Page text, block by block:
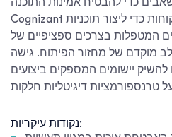
כדי להבטיח אמינות התוכנה.
Cognizant עובדת בשיתוף פעולה עם לקוחות כדי ליצור תוכניות
המטפלות בצרכים ספציפיים של
מוקדם של מחזור הפיתוח. גישה
יישומים המספקים ביצועים
נקודות עיקריות: